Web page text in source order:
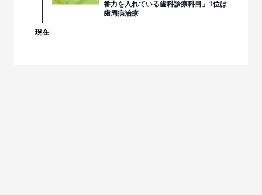
番力を入れている歯科診療科目」1位は
歯周病治療
現在